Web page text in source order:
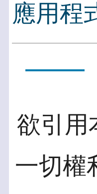
應用程
欲引用
一切權